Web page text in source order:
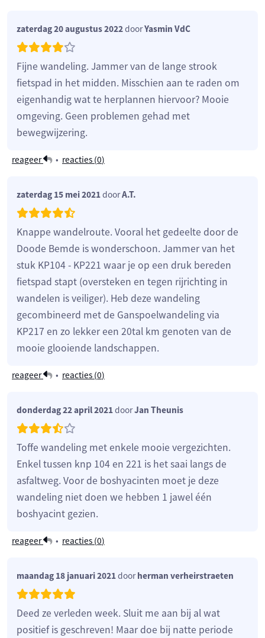
zaterdag 20 augustus 2022doorYasmin VdC
Fijne wandeling. Jammer van de lange strook
fietspad in het midden. Misschien aan te raden om
eigenhandig wat te herplannen hiervoor? Mooie
omgeving. Geen problemen gehad met
bewegwijzering.
reageer • reacties (0)
zaterdag 15 mei 2021doorA.T.
Knappe wandelroute. Vooral het gedeelte door de
Doode Bemde is wonderschoon. Jammer van het
stuk KP104 - KP221 waar je op een druk bereden
fietspad stapt (oversteken en tegen rijrichting in
wandelen is veiliger). Heb deze wandeling
gecombineerd met de Ganspoelwandeling via
KP217 en zo lekker een 20tal km genoten van de
mooie glooiende landschappen.
reageer • reacties (0)
donderdag 22 april 2021doorJan Theunis
Toffe wandeling met enkele mooie vergezichten.
Enkel tussen knp 104 en 221 is het saai langs de
asfaltweg. Voor de boshyacinten moet je deze
wandeling niet doen we hebben 1 jawel één
boshyacint gezien.
reageer • reacties (0)
maandag 18 januari 2021doorherman verheirstraeten
Deed ze verleden week. Sluit me aan bij al wat
positief is geschreven! Maar doe bij natte periode